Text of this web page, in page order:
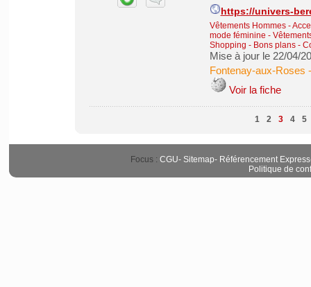
https://univers-
Vêtements Hommes -
mode féminine -
Shopping - Bons plans -
Mise à jour le 22/04/
Fontenay-aux-Roses
Voir la fiche
1 2 3 4 5
Focus : CGU- Sitemap- Référencement Express
Politique de